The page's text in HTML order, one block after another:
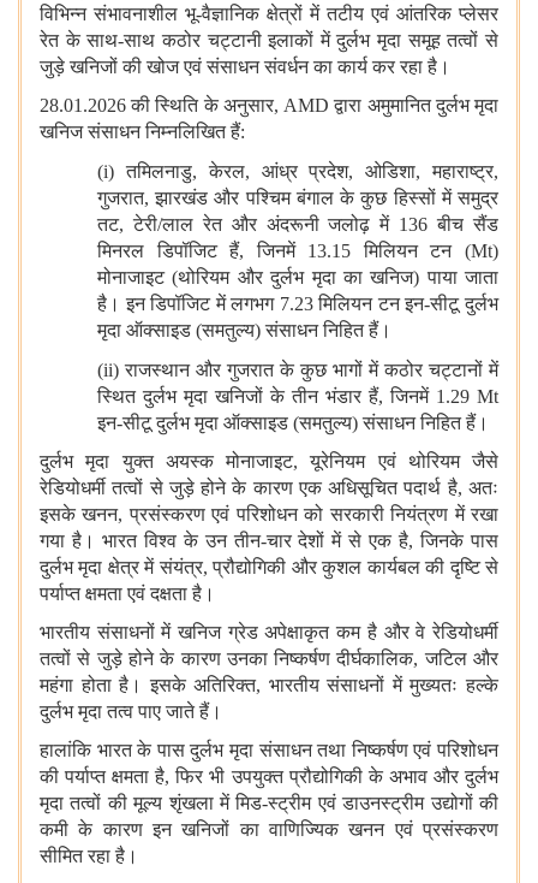
विभिन्न संभावनाशील भू-वैज्ञानिक क्षेत्रों में तटीय एवं आंतरिक प्लेसर
रेत के साथ-साथ कठोर चट्टानी इलाकों में दुर्लभ मृदा समूह तत्वों से
जुड़े खनिजों की खोज एवं संसाधन संवर्धन का कार्य कर रहा है।
28.01.2026 की स्थिति के अनुसार, AMD द्वारा अमुमानित दुर्लभ मृदा
खनिज संसाधन निम्नलिखित हैं:
(i) तमिलनाडु, केरल, आंध्र प्रदेश, ओडिशा, महाराष्ट्र,
गुजरात, झारखंड और पश्चिम बंगाल के कुछ हिस्सों में समुद्र
तट, टेरी/लाल रेत और अंदरूनी जलोढ़ में 136 बीच सैंड
मिनरल डिपॉजिट हैं, जिनमें 13.15 मिलियन टन (Mt)
मोनाजाइट (थोरियम और दुर्लभ मृदा का खनिज) पाया जाता
है। इन डिपॉजिट में लगभग 7.23 मिलियन टन इन-सीटू दुर्लभ
मृदा ऑक्साइड (समतुल्य) संसाधन निहित हैं।
(ii) राजस्थान और गुजरात के कुछ भागों में कठोर चट्टानों में
स्थित दुर्लभ मृदा खनिजों के तीन भंडार हैं, जिनमें 1.29 Mt
इन-सीटू दुर्लभ मृदा ऑक्साइड (समतुल्य) संसाधन निहित हैं।
दुर्लभ मृदा युक्त अयस्क मोनाजाइट, यूरेनियम एवं थोरियम जैसे
रेडियोधर्मी तत्वों से जुड़े होने के कारण एक अधिसूचित पदार्थ है, अतः
इसके खनन, प्रसंस्करण एवं परिशोधन को सरकारी नियंत्रण में रखा
गया है। भारत विश्व के उन तीन-चार देशों में से एक है, जिनके पास
दुर्लभ मृदा क्षेत्र में संयंत्र, प्रौद्योगिकी और कुशल कार्यबल की दृष्टि से
पर्याप्त क्षमता एवं दक्षता है।
भारतीय संसाधनों में खनिज ग्रेड अपेक्षाकृत कम है और वे रेडियोधर्मी
तत्वों से जुड़े होने के कारण उनका निष्कर्षण दीर्घकालिक, जटिल और
महंगा होता है। इसके अतिरिक्त, भारतीय संसाधनों में मुख्यतः हल्के
दुर्लभ मृदा तत्व पाए जाते हैं।
हालांकि भारत के पास दुर्लभ मृदा संसाधन तथा निष्कर्षण एवं परिशोधन
की पर्याप्त क्षमता है, फिर भी उपयुक्त प्रौद्योगिकी के अभाव और दुर्लभ
मृदा तत्वों की मूल्य शृंखला में मिड-स्ट्रीम एवं डाउनस्ट्रीम उद्योगों की
कमी के कारण इन खनिजों का वाणिज्यिक खनन एवं प्रसंस्करण
सीमित रहा है।